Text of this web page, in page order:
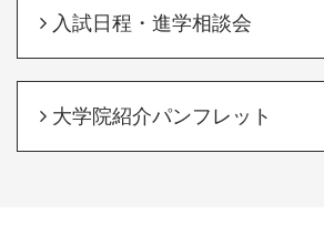
入試日程・進学相談会
大学院紹介パンフレット